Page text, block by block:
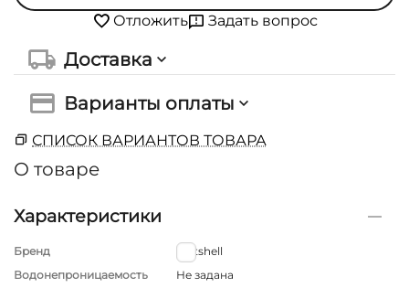
Отложить
Задать вопрос
Доставка
Варианты оплаты
СПИСОК ВАРИАНТОВ ТОВАРА
О товаре
Характеристики
Бренд
Softshell
Водонепроницаемость
Не задана